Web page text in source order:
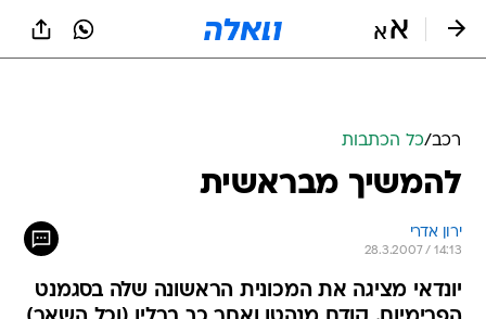
רכב/כל הכתבות
להמשיך מבראשית
ירון אדרי
28.3.2007 / 14:13
יונדאי מציגה את המכונית הראשונה שלה בסגמנט